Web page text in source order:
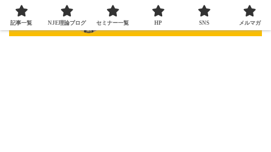
記事一覧 NJE理論ブログ セミナー一覧 HP SNS メルマガ